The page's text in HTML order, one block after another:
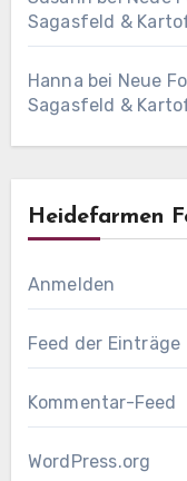
Sagasfeld &
Hanna bei Neue
Sagasfeld &
Heidefarmen
Anmelden
Feed der Einträge
Kommentar-Feed
WordPress.org